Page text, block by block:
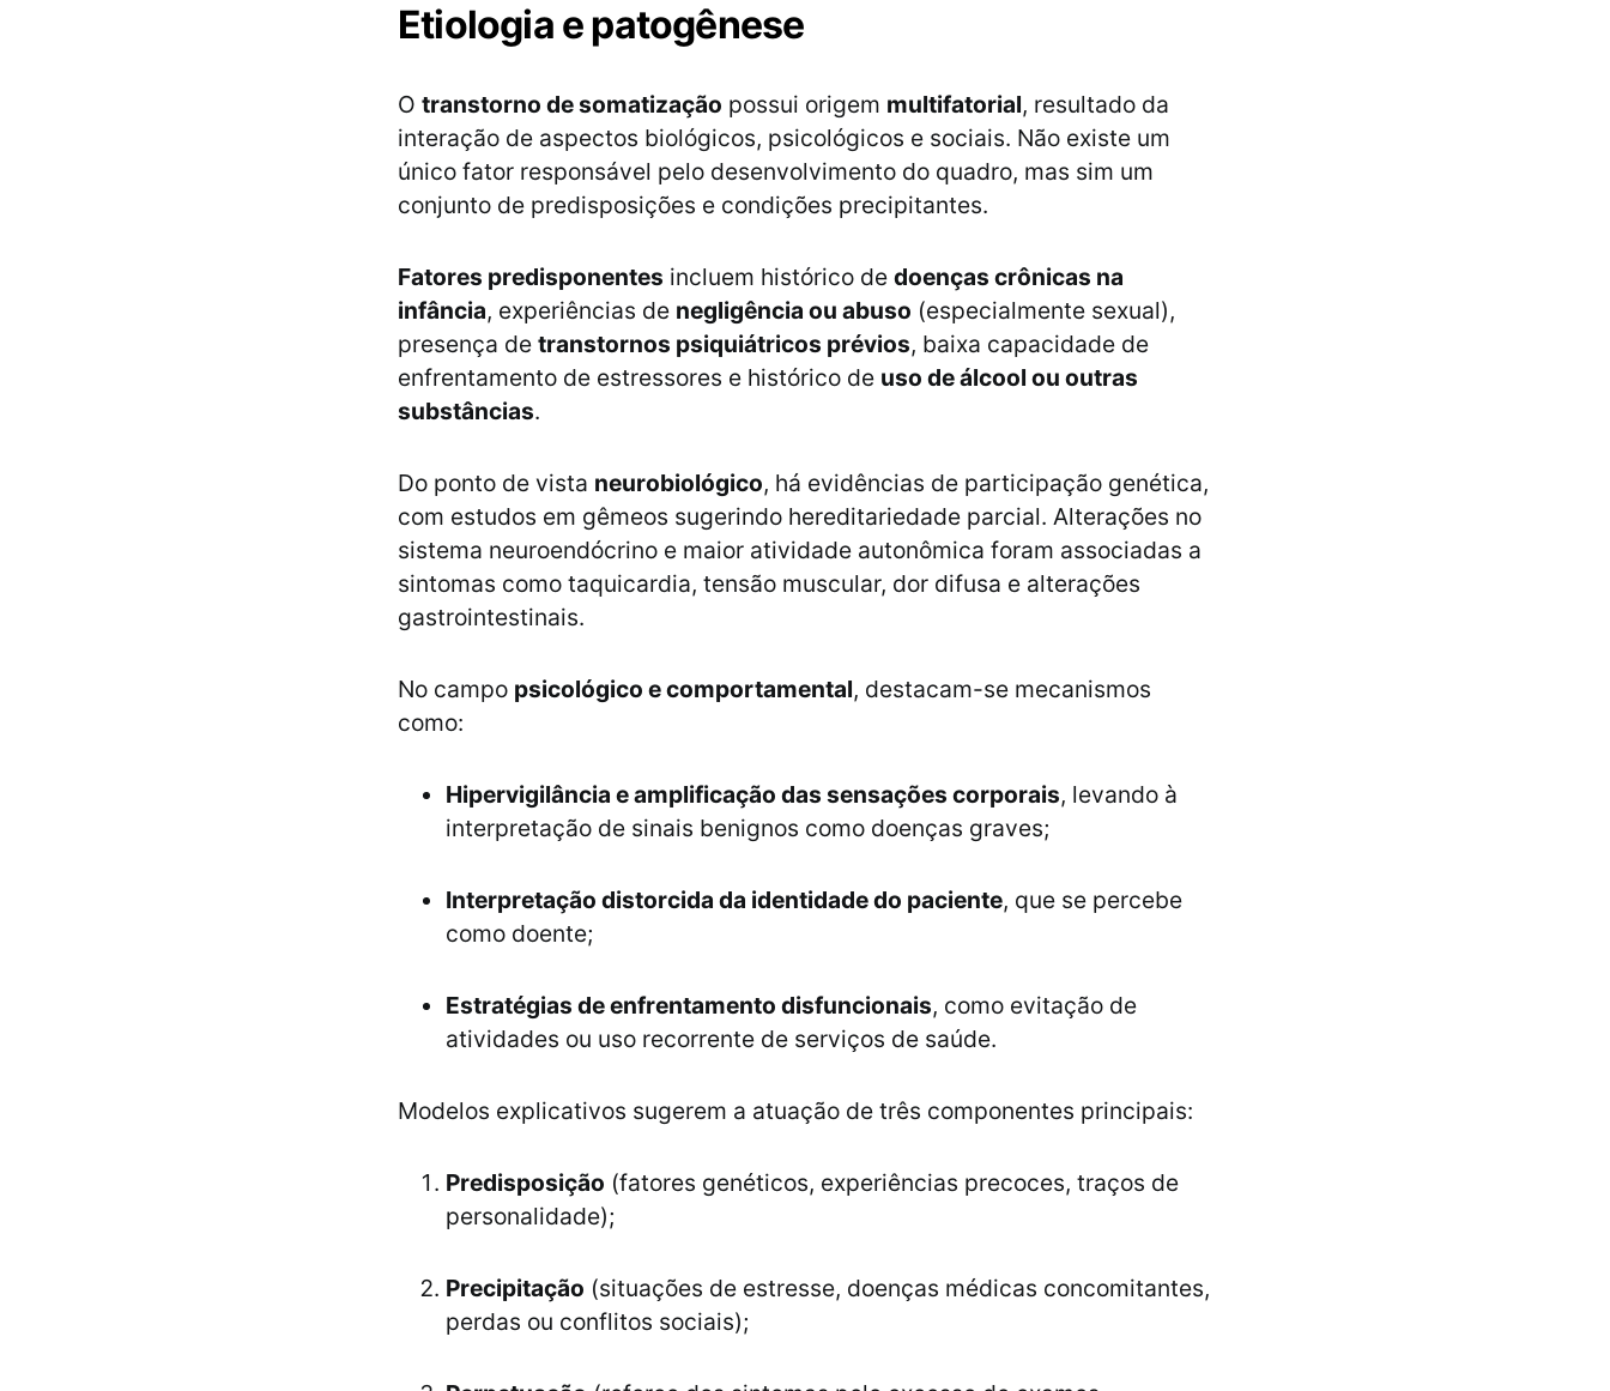
Etiologia e patogênese
O transtorno de somatização possui origem multifatorial, resultado da
interação de aspectos biológicos, psicológicos e sociais. Não existe um
único fator responsável pelo desenvolvimento do quadro, mas sim um
conjunto de predisposições e condições precipitantes.
Fatores predisponentes incluem histórico de doenças crônicas na
infância, experiências de negligência ou abuso (especialmente sexual),
presença de transtornos psiquiátricos prévios, baixa capacidade de
enfrentamento de estressores e histórico de uso de álcool ou outras
substâncias.
Do ponto de vista neurobiológico, há evidências de participação genética,
com estudos em gêmeos sugerindo hereditariedade parcial. Alterações no
sistema neuroendócrino e maior atividade autonômica foram associadas a
sintomas como taquicardia, tensão muscular, dor difusa e alterações
gastrointestinais.
No campo psicológico e comportamental, destacam-se mecanismos
como:
Hipervigilância e amplificação das sensações corporais, levando à
interpretação de sinais benignos como doenças graves;
Interpretação distorcida da identidade do paciente, que se percebe
como doente;
Estratégias de enfrentamento disfuncionais, como evitação de
atividades ou uso recorrente de serviços de saúde.
Modelos explicativos sugerem a atuação de três componentes principais:
Predisposição (fatores genéticos, experiências precoces, traços de
personalidade);
Precipitação (situações de estresse, doenças médicas concomitantes,
perdas ou conflitos sociais);